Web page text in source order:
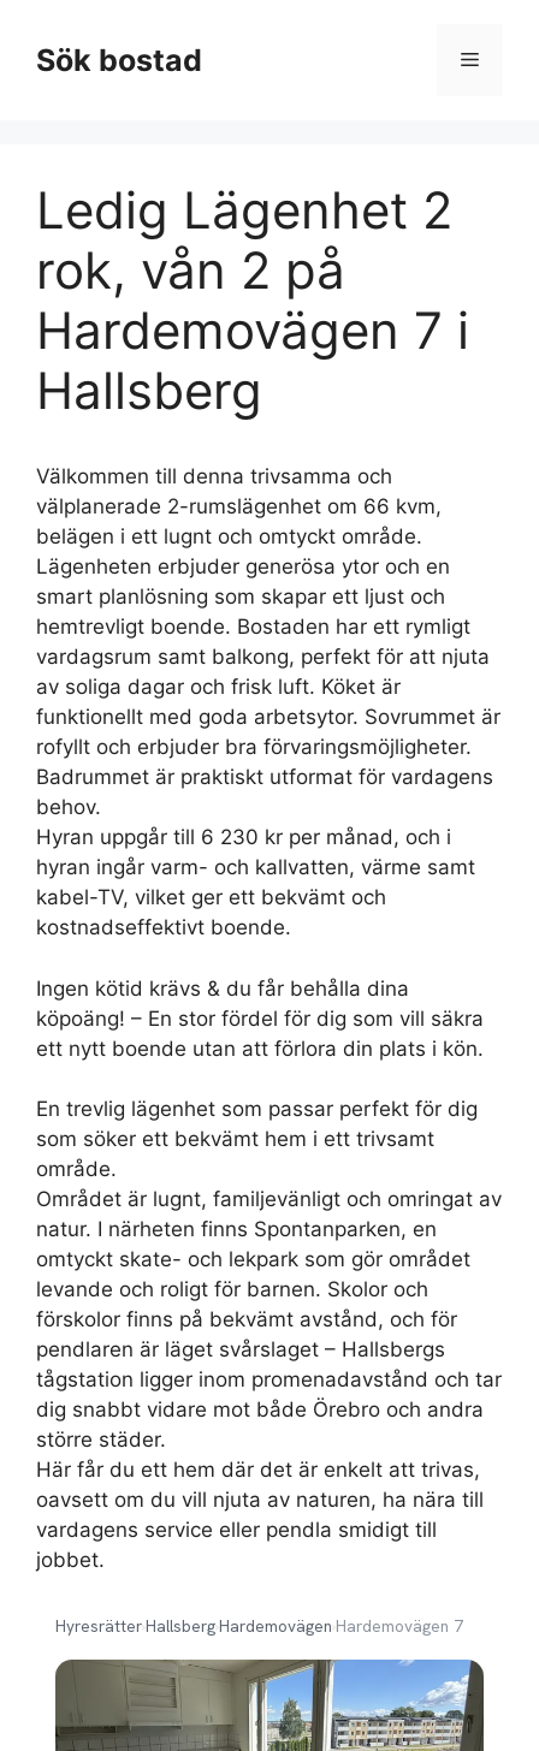
innehållSök bostad Meny
Ledig Lägenhet 2
rok, vån 2 på
Hardemovägen 7 i
Hallsberg
Välkommen till denna trivsamma och
välplanerade 2-rumslägenhet om 66 kvm,
belägen i ett lugnt och omtyckt område.
Lägenheten erbjuder generösa ytor och en
smart planlösning som skapar ett ljust och
hemtrevligt boende. Bostaden har ett rymligt
vardagsrum samt balkong, perfekt för att njuta
av soliga dagar och frisk luft. Köket är
funktionellt med goda arbetsytor. Sovrummet är
rofyllt och erbjuder bra förvaringsmöjligheter.
Badrummet är praktiskt utformat för vardagens
behov.
Hyran uppgår till 6 230 kr per månad, och i
hyran ingår varm- och kallvatten, värme samt
kabel-TV, vilket ger ett bekvämt och
kostnadseffektivt boende.
Ingen kötid krävs & du får behålla dina
köpoäng! – En stor fördel för dig som vill säkra
ett nytt boende utan att förlora din plats i kön.
En trevlig lägenhet som passar perfekt för dig
som söker ett bekvämt hem i ett trivsamt
område.
Området är lugnt, familjevänligt och omringat av
natur. I närheten finns Spontanparken, en
omtyckt skate- och lekpark som gör området
levande och roligt för barnen. Skolor och
förskolor finns på bekvämt avstånd, och för
pendlaren är läget svårslaget – Hallsbergs
tågstation ligger inom promenadavstånd och tar
dig snabbt vidare mot både Örebro och andra
större städer.
Här får du ett hem där det är enkelt att trivas,
oavsett om du vill njuta av naturen, ha nära till
vardagens service eller pendla smidigt till
jobbet.
Hyresrätter›Hallsberg›Hardemovägen›Hardemovägen 7